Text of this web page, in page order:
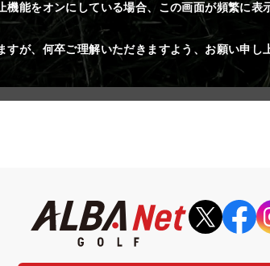
機能をオンにしている場合、この画面が頻繁に表
が、何卒ご理解いただきますよう、お願い申し